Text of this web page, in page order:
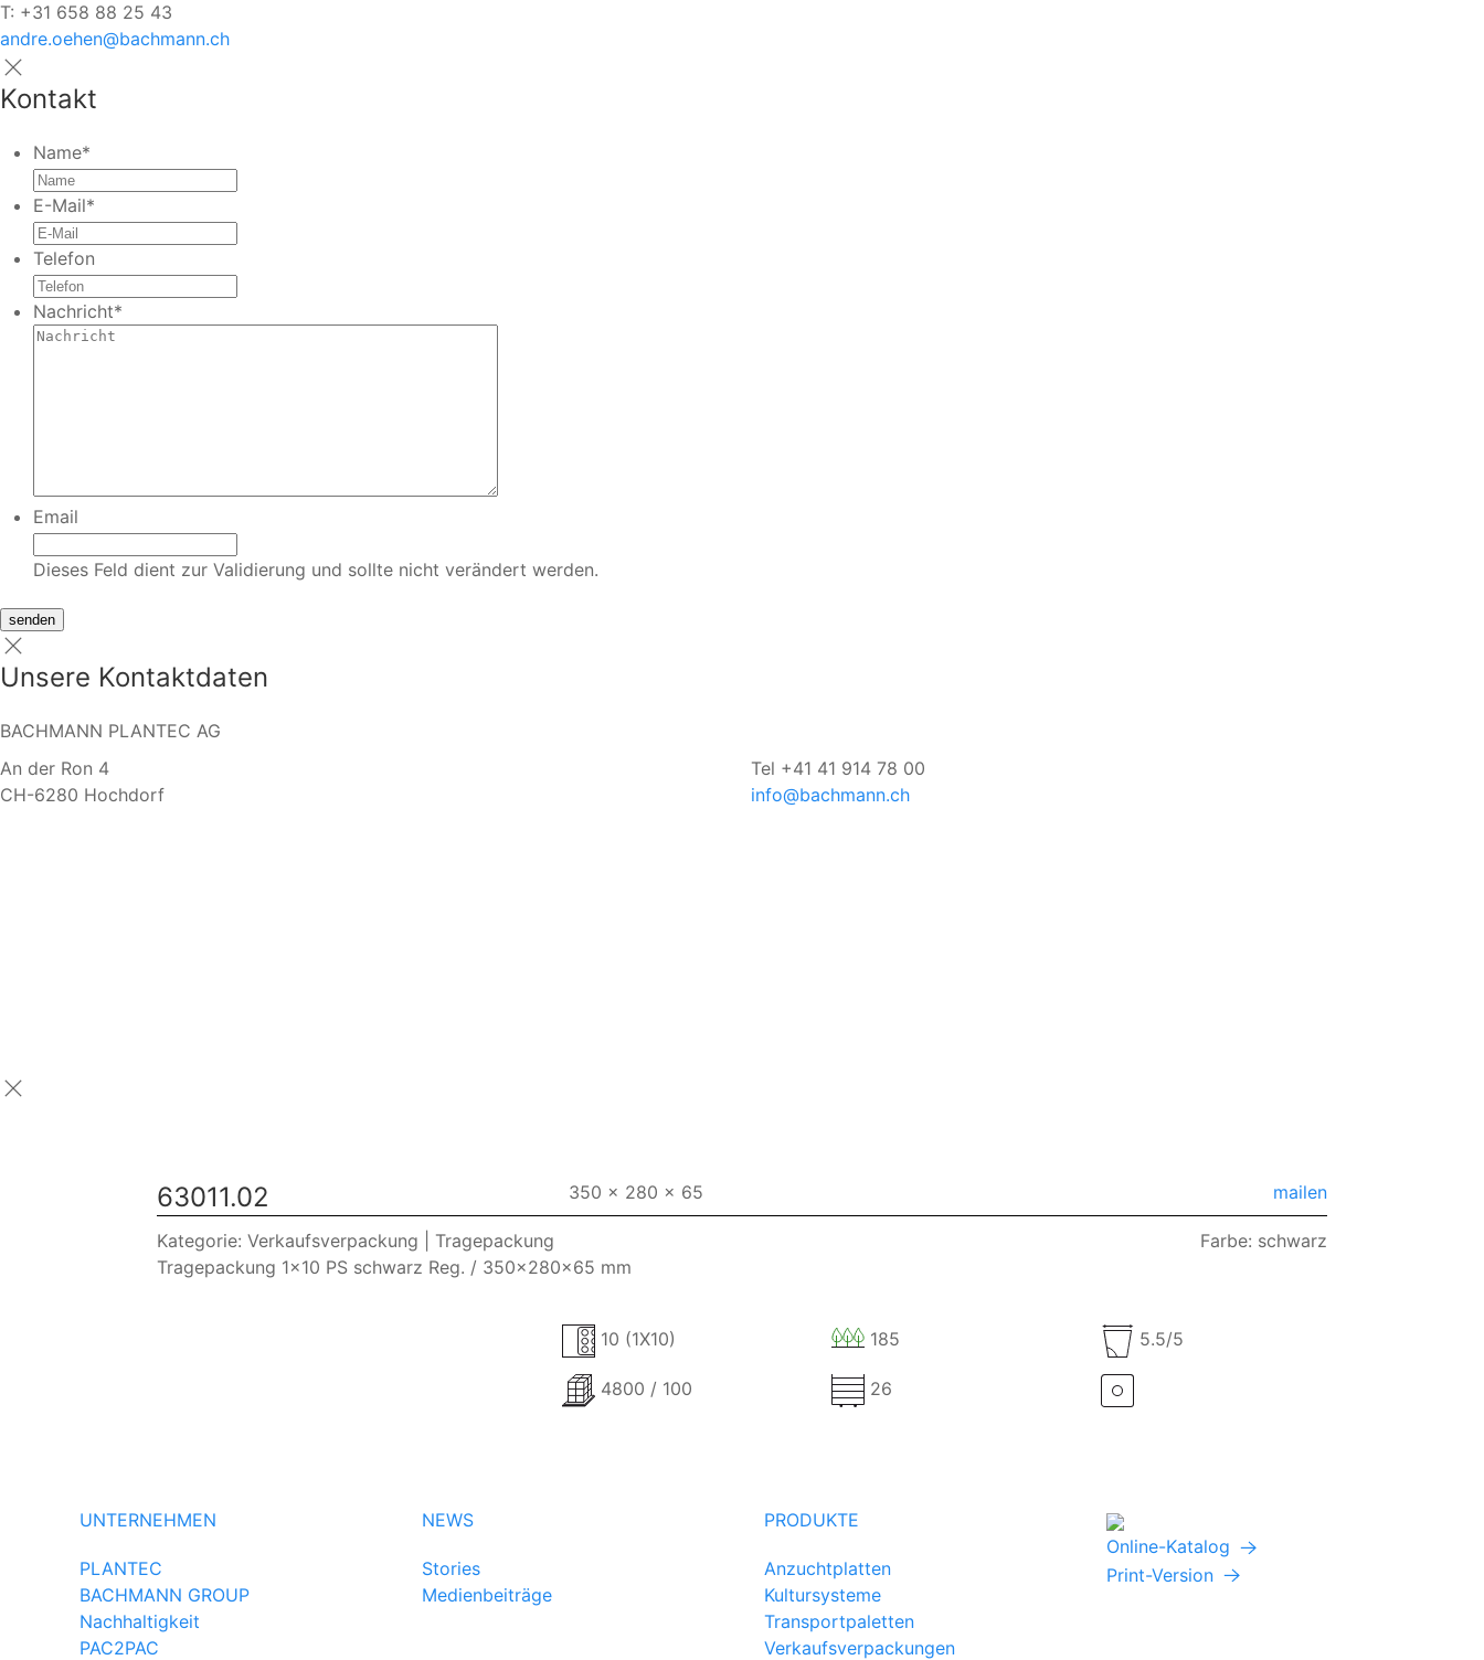
T: +31 658 88 25 43
andre.oehen@bachmann.ch
Kontakt
Name*
E-Mail*
Telefon
Nachricht*
Email
Dieses Feld dient zur Validierung und sollte nicht verändert werden.
Unsere Kontaktdaten
BACHMANN PLANTEC AG
An der Ron 4
CH-6280 Hochdorf
Tel +41 41 914 78 00
info@bachmann.ch
63011.02 350 x 280 x 65 mailen
Kategorie: Verkaufsverpackung | Tragepackung
Farbe: schwarz
Tragepackung 1x10 PS schwarz Reg. / 350x280x65 mm
10 (1X10) 185 5.5/5
4800 / 100 26
UNTERNEHMEN
PLANTEC
BACHMANN GROUP
Nachhaltigkeit
PAC2PAC
NEWS
Stories
Medienbeiträge
PRODUKTE
Anzuchtplatten
Kultursysteme
Transportpaletten
Verkaufsverpackungen
Online-Katalog
Print-Version